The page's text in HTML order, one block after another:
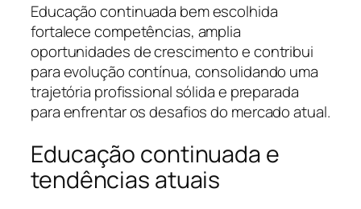
Educação continuada bem escolhida
fortalece competências, amplia
oportunidades de crescimento e contribui
para evolução contínua, consolidando uma
trajetória profissional sólida e preparada
para enfrentar os desafios do mercado atual.
Educação continuada e
tendências atuais